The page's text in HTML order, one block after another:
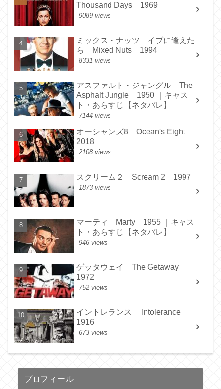
Thousand Days 1969
9089 views
ミックス・ナッツ イブに逢えた
ら Mixed Nuts 1994
8331 views
アスファルト・ジャングル The
Asphalt Jungle 1950 ｜キャス
ト・あらすじ【ネタバレ】
7144 views
オーシャンズ8 Ocean's Eight
2018
2108 views
スクリーム２ Scream 2 1997
1873 views
マーティ Marty 1955 ｜キャス
ト・あらすじ【ネタバレ】
946 views
ゲッタウェイ The Getaway
1972
752 views
イントレランス Intolerance
1916
673 views
プロフィール